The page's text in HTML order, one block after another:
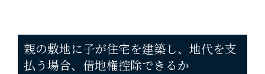
親の敷地に子が住宅を建築し、地代を支
払う場合、借地権控除できるか